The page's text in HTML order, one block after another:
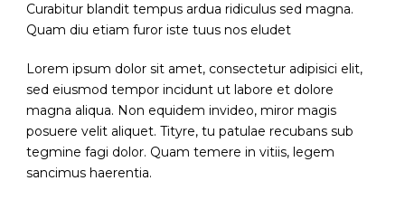
Curabitur blandit tempus ardua ridiculus sed magna.
Quam diu etiam furor iste tuus nos eludet
Lorem ipsum dolor sit amet, consectetur adipisici elit,
sed eiusmod tempor incidunt ut labore et dolore
magna aliqua. Non equidem invideo, miror magis
posuere velit aliquet. Tityre, tu patulae recubans sub
tegmine fagi dolor. Quam temere in vitiis, legem
sancimus haerentia.